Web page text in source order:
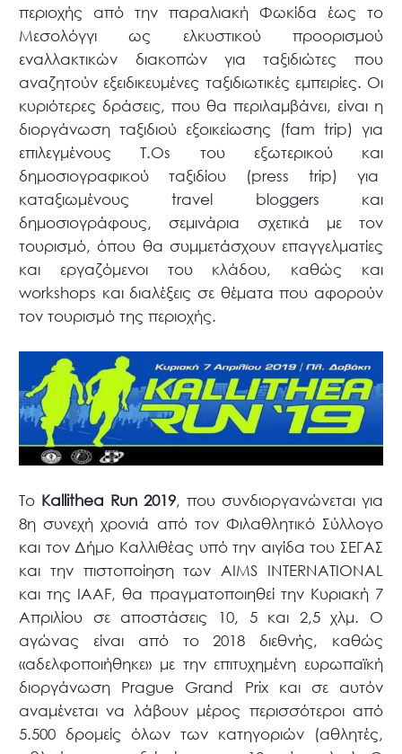
περιοχής από την παραλιακή Φωκίδα έως το
Μεσολόγγι ως ελκυστικού προορισμού
εναλλακτικών διακοπών για ταξιδιώτες που
αναζητούν εξειδικευμένες ταξιδιωτικές εμπειρίες. Οι
κυριότερες δράσεις, που θα περιλαμβάνει, είναι η
διοργάνωση ταξιδιού εξοικείωσης (fam trip) για
επιλεγμένους Τ.Οs του εξωτερικού και
δημοσιογραφικού ταξιδίου (press trip) για
καταξιωμένους travel bloggers και
δημοσιογράφους, σεμινάρια σχετικά με τον
τουρισμό, όπου θα συμμετάσχουν επαγγελματίες
και εργαζόμενοι του κλάδου, καθώς και
workshops και διαλέξεις σε θέματα που αφορούν
τον τουρισμό της περιοχής.
Το Kallithea Run 2019, που συνδιοργανώνεται για
8η συνεχή χρονιά από τον Φιλαθλητικό Σύλλογο
και τον Δήμο Καλλιθέας υπό την αιγίδα του ΣΕΓΑΣ
και την πιστοποίηση των AIMS INTERNATIONAL
και της IAAF, θα πραγματοποιηθεί την Κυριακή 7
Απριλίου σε αποστάσεις 10, 5 και 2,5 χλμ. Ο
αγώνας είναι από το 2018 διεθνής, καθώς
«αδελφοποιήθηκε» με την επιτυχημένη ευρωπαϊκή
διοργάνωση Prague Grand Prix και σε αυτόν
αναμένεται να λάβουν μέρος περισσότεροι από
5.500 δρομείς όλων των κατηγοριών (αθλητές,